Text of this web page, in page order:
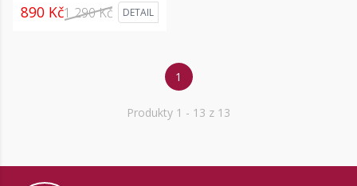
890 Kč1 290 Kč DETAIL
1
Produkty 1 - 13 z 13